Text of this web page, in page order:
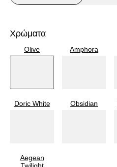
Χρώματα
Olive Amphora
Doric White Obsidian
Aegean